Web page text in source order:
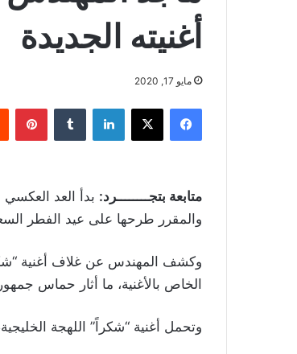
أغنيته الجديدة
مايو 17, 2020
فيسبوك ‫X لينكدإن
متابعة بتجــــــــرد: بدأ العد
والمقرر طرحها على عيد الفطر
وكشف المهندس عن غلاف أغنية
الخاص بالأغنية، ما أثار حماس
وتحمل أغنية “شكراً” اللهجة